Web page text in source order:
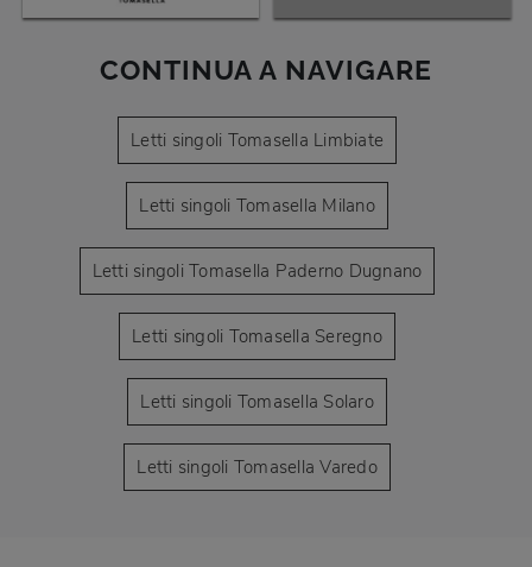
CONTINUA A NAVIGARE
Letti singoli Tomasella Limbiate
Letti singoli Tomasella Milano
Letti singoli Tomasella Paderno Dugnano
Letti singoli Tomasella Seregno
Letti singoli Tomasella Solaro
Letti singoli Tomasella Varedo